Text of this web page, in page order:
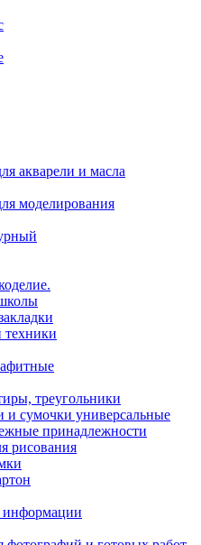
акварели и масла
моделирования
техники
треугольники
и сумочки универсальные
принадлежности
рисования
информации